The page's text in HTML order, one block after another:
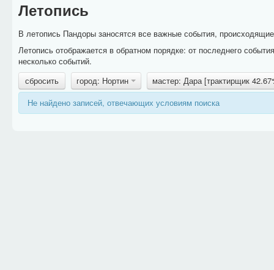
Летопись
В летопись Пандоры заносятся все важные события,
Летопись отображается в обратном порядке: от последнего
несколько событий.
сбросить
город: Нортин
мастер: Дара [трактирщик
Не найдено записей, отвечающих условиям поиска